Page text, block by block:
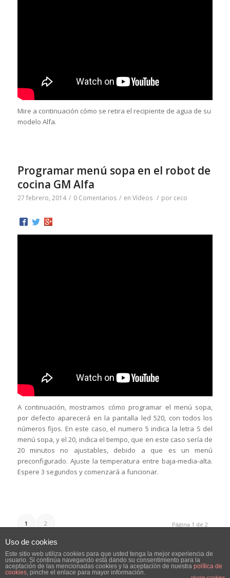
Mire a continuación cómo se retira el recipiente de agua de su
modelo Alfa.
Programar menú sopa en el robot de
cocina GM Alfa
27 febrero, 2014 / 0 Comentarios / en Vídeos / por ceco
A continuación, mostramos cómo programar el menú sopa,
por defecto aparecerá en la pantalla led 520, con todos los
números fijos. En este caso, el numero 5 indica la letra S del
menú sopa, y el 20, indica el tiempo, que en este caso sería de
20 minutos no ajustables, debido a que es un menú
preconfigurado. Ajuste la temperatura entre baja-media-alta.
Espere 3 segundos y comenzará a funcionar.
Página 1 de 2
1 2
Uso de cookies
Este sitio web utiliza cookies para que usted tenga la mejor experiencia de
usuario. Si continúa navegando está dando su consentimiento para la
aceptación de las mencionadas cookies y la aceptación de nuestra política de
cookies, pinche el enlace para mayor información.